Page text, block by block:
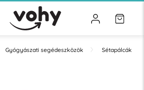
Gyógyászati segédeszközök Sétapálcák